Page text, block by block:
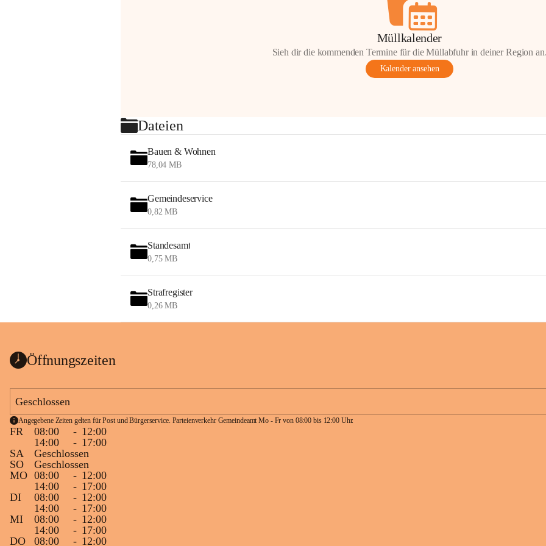
Müllkalender
Sieh dir die kommenden Termine für die Müllabfuhr in deiner Region
Kalender ansehen
Dateien
Bauen & Wohnen
78,04 MB
Gemeindeservice
0,82 MB
Standesamt
0,75 MB
Strafregister
0,26 MB
Öffnungszeiten
Geschlossen
Angegebene Zeiten gelten für Post und Bürgerservice. Parteienverkehr Gemeindeamt Mo - Fr von 08:00 bis 12:00 Uhr.
FR 08:00 - 12:00
14:00
- 17:00
SA
Geschlossen
SO
Geschlossen
MO 08:00 - 12:00
14:00
- 17:00
DI
08:00 - 12:00
14:00
- 17:00
MI
08:00 - 12:00
14:00
- 17:00
DO
08:00 - 12:00